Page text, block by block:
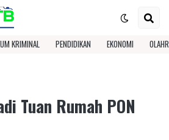
KRIMINAL PENDIDIKAN EKONOMI
Tuan Rumah PON